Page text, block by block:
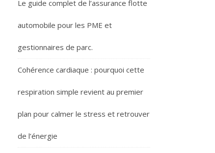
Le guide complet de l’assurance flotte
automobile pour les PME et
gestionnaires de parc.
Cohérence cardiaque : pourquoi cette
respiration simple revient au premier
plan pour calmer le stress et retrouver
de l’énergie